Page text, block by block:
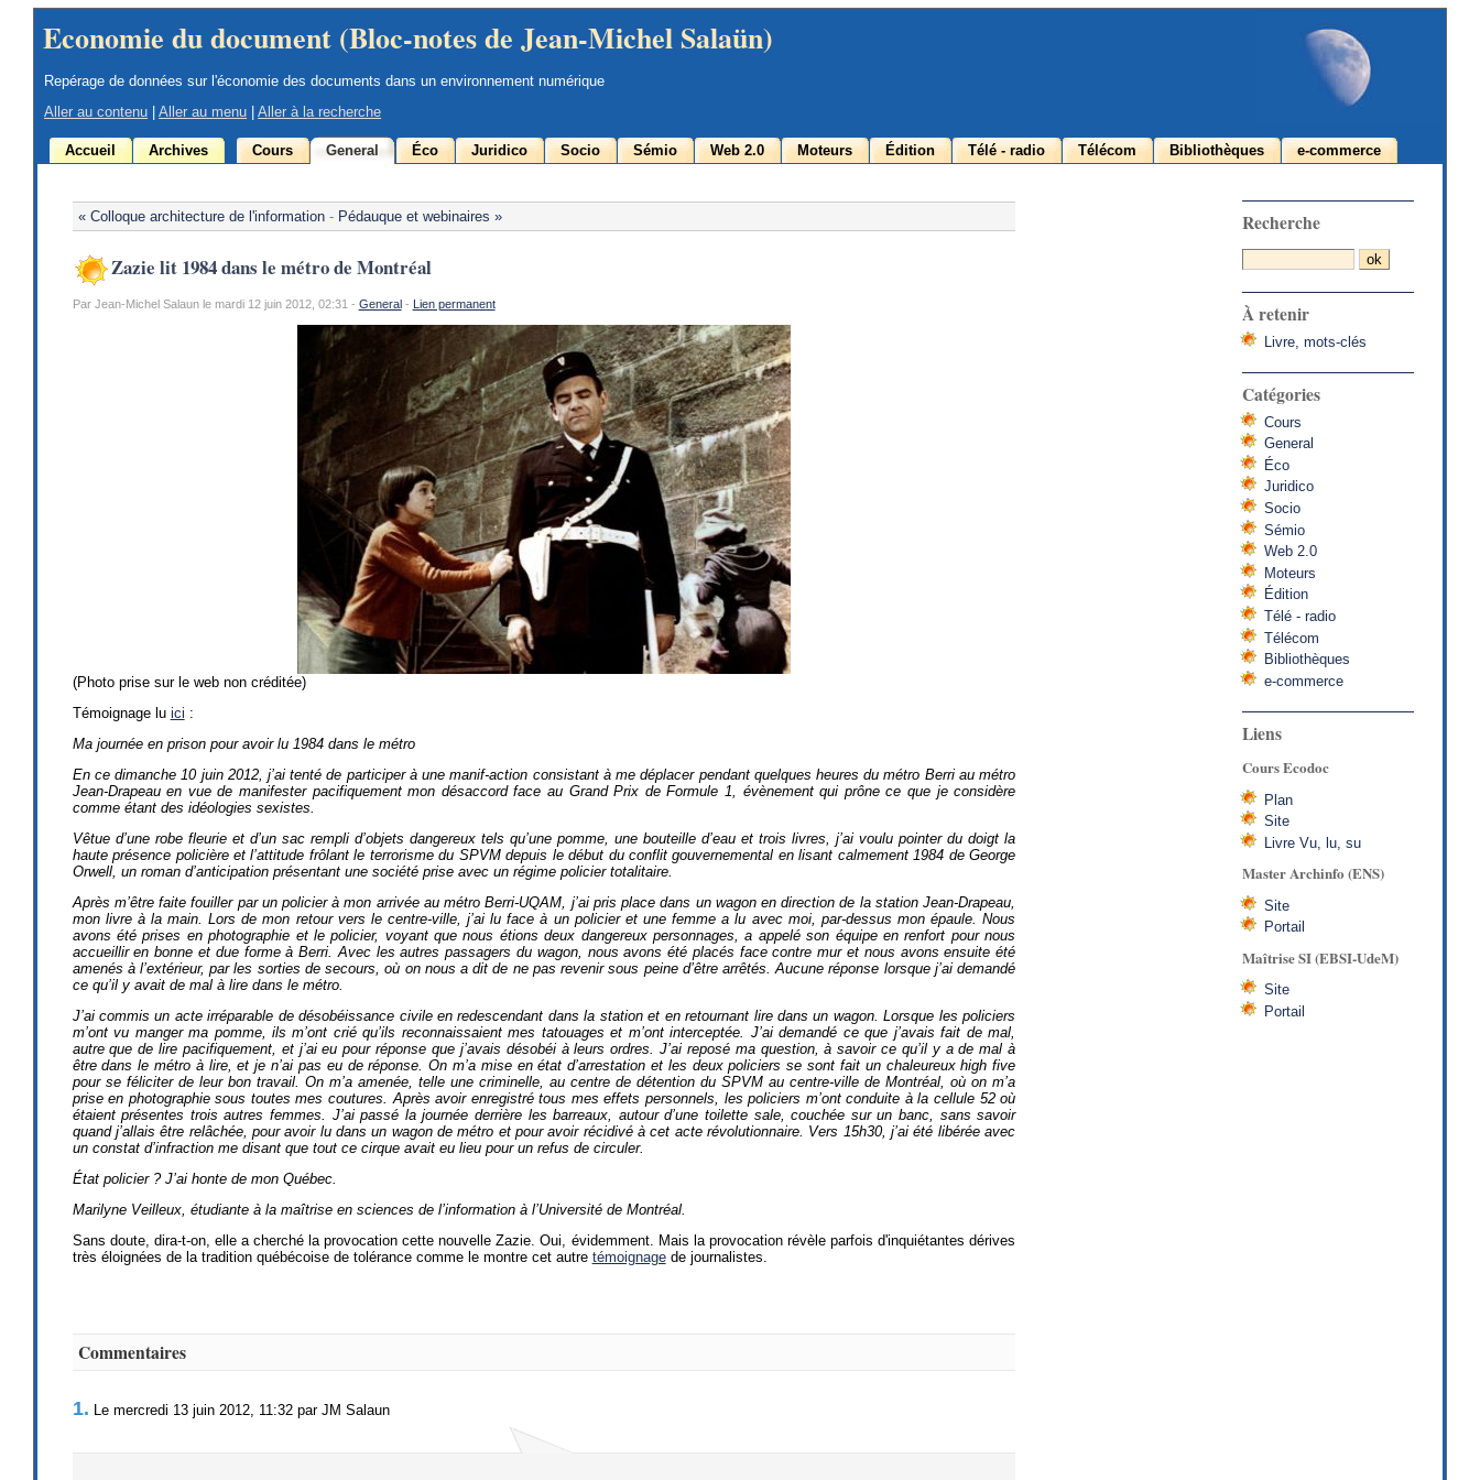
Economie du document (Bloc-notes de Jean-Michel Salaün)
Repérage de données sur l'économie des documents dans un environnement numérique
Aller au contenu |Aller au menu |Aller à la recherche
Accueil Archives Cours General Éco Juridico Socio Sémio Web 2.0 Moteurs Édition Télé - radio Télécom Bibliothèques e-commerce
« Colloque architecture de l'information - Pédauque et webinaires »
Zazie lit 1984 dans le métro de Montréal
Par Jean-Michel Salaun le mardi 12 juin 2012, 02:31 - General- Lien permanent
(Photo prise sur le web non créditée)
Témoignage lu ici :
Ma journée en prison pour avoir lu 1984 dans le métro
En ce dimanche 10 juin 2012, j’ai tenté de participer à une manif-action consistant à me déplacer pendant quelques heures du métro Berri au métro
Jean-Drapeau en vue de manifester pacifiquement mon désaccord face au Grand Prix de Formule 1, évènement qui prône ce que je considère
comme étant des idéologies sexistes.
Vêtue d’une robe fleurie et d’un sac rempli d’objets dangereux tels qu’une pomme, une bouteille d’eau et trois livres, j’ai voulu pointer du doigt la
haute présence policière et l’attitude frôlant le terrorisme du SPVM depuis le début du conflit gouvernemental en lisant calmement 1984 de George
Orwell, un roman d’anticipation présentant une société prise avec un régime policier totalitaire.
Après m’être faite fouiller par un policier à mon arrivée au métro Berri-UQAM, j’ai pris place dans un wagon en direction de la station Jean-Drapeau,
mon livre à la main. Lors de mon retour vers le centre-ville, j’ai lu face à un policier et une femme a lu avec moi, par-dessus mon épaule. Nous
avons été prises en photographie et le policier, voyant que nous étions deux dangereux personnages, a appelé son équipe en renfort pour nous
accueillir en bonne et due forme à Berri. Avec les autres passagers du wagon, nous avons été placés face contre mur et nous avons ensuite été
amenés à l’extérieur, par les sorties de secours, où on nous a dit de ne pas revenir sous peine d’être arrêtés. Aucune réponse lorsque j’ai demandé
ce qu’il y avait de mal à lire dans le métro.
J’ai commis un acte irréparable de désobéissance civile en redescendant dans la station et en retournant lire dans un wagon. Lorsque les policiers
m’ont vu manger ma pomme, ils m’ont crié qu’ils reconnaissaient mes tatouages et m’ont interceptée. J’ai demandé ce que j’avais fait de mal,
autre que de lire pacifiquement, et j’ai eu pour réponse que j’avais désobéi à leurs ordres. J’ai reposé ma question, à savoir ce qu’il y a de mal à
être dans le métro à lire, et je n’ai pas eu de réponse. On m’a mise en état d’arrestation et les deux policiers se sont fait un chaleureux high five
pour se féliciter de leur bon travail. On m’a amenée, telle une criminelle, au centre de détention du SPVM au centre-ville de Montréal, où on m’a
prise en photographie sous toutes mes coutures. Après avoir enregistré tous mes effets personnels, les policiers m’ont conduite à la cellule 52 où
étaient présentes trois autres femmes. J’ai passé la journée derrière les barreaux, autour d’une toilette sale, couchée sur un banc, sans savoir
quand j’allais être relâchée, pour avoir lu dans un wagon de métro et pour avoir récidivé à cet acte révolutionnaire. Vers 15h30, j’ai été libérée avec
un constat d’infraction me disant que tout ce cirque avait eu lieu pour un refus de circuler.
État policier ? J’ai honte de mon Québec.
Marilyne Veilleux, étudiante à la maîtrise en sciences de l’information à l’Université de Montréal.
Sans doute, dira-t-on, elle a cherché la provocation cette nouvelle Zazie. Oui, évidemment. Mais la provocation révèle parfois d'inquiétantes dérives
très éloignées de la tradition québécoise de tolérance comme le montre cet autre témoignagede journalistes.
Commentaires
1. Le mercredi 13 juin 2012, 11:32 par JM Salaun
Recherche
À retenir
Livre, mots-clés
Catégories
Cours
General
Éco
Juridico
Socio
Sémio
Web 2.0
Moteurs
Édition
Télé - radio
Télécom
Bibliothèques
e-commerce
Liens
Cours Ecodoc
Plan
Site
Livre Vu, lu, su
Master Archinfo (ENS)
Site
Portail
Maîtrise SI (EBSI-UdeM)
Site
Portail